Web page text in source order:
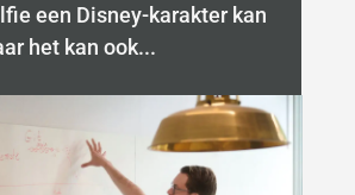
een Disney-karakter kan
het kan ook...